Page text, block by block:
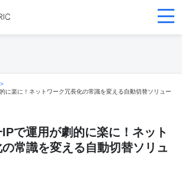
>
に楽に！ネットワーク冗長化の常識を変える自動切替ソリュー
IPで運用が劇的に楽に！ネット
常識を変える自動切替ソリュ